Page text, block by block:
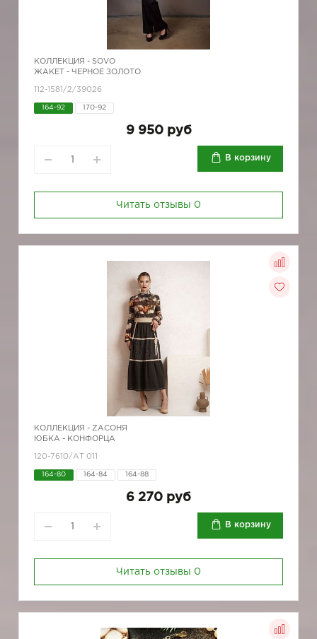
КОЛЛЕКЦИЯ - SOVO
ЖАКЕТ - ЧЕРНОЕ ЗОЛОТО
112-1581/2/39026
164-92 170-92
9 950 руб
В корзину
Читать отзывы 0
КОЛЛЕКЦИЯ - ZAСОНЯ
ЮБКА - КОНФОРЦА
120-7610/АТ 011
164-80 164-84 164-88
6 270 руб
В корзину
Читать отзывы 0